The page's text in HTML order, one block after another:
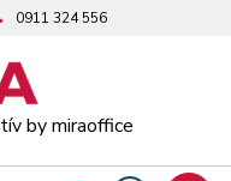
by miraoffice
0911 324 556